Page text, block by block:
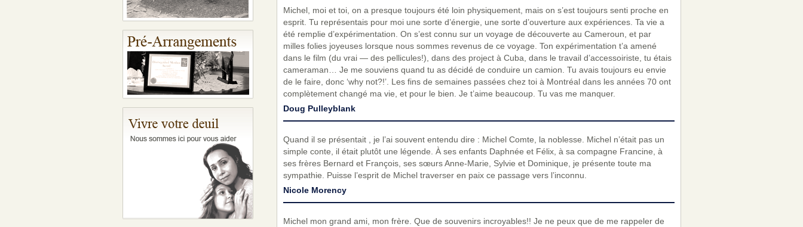
Michel, moi et toi, on a presque toujours été loin physiquement, mais on s’est toujours senti proche en
esprit. Tu représentais pour moi une sorte d’énergie, une sorte d’ouverture aux expériences. Ta vie a
été remplie d’expérimentation. On s’est connu sur un voyage de découverte au Cameroun, et par
milles folies joyeuses lorsque nous sommes revenus de ce voyage. Ton expérimentation t’a amené
dans le film (du vrai — des pellicules!), dans des project à Cuba, dans le travail d’accessoiriste, tu étais
cameraman… Je me souviens quand tu as décidé de conduire un camion. Tu avais toujours eu envie
de le faire, donc ‘why not?!’. Les fins de semaines passées chez toi à Montréal dans les années 70 ont
complètement changé ma vie, et pour le bien. Je t’aime beaucoup. Tu vas me manquer.
Doug Pulleyblank
Quand il se présentait , je l’ai souvent entendu dire : Michel Comte, la noblesse. Michel n’était pas un
simple conte, il était plutôt une légende. À ses enfants Daphnée et Félix, à sa compagne Francine, à
ses frères Bernard et François, ses sœurs Anne-Marie, Sylvie et Dominique, je présente toute ma
sympathie. Puisse l’esprit de Michel traverser en paix ce passage vers l’inconnu.
Nicole Morency
Michel mon grand ami, mon frère. Que de souvenirs incroyables!! Je ne peux que de me rappeler de